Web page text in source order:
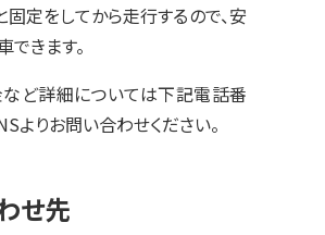
固定をしてから走行するので、安
できます。
ど詳細については下記電話番
よりお問い合わせください。
せ先